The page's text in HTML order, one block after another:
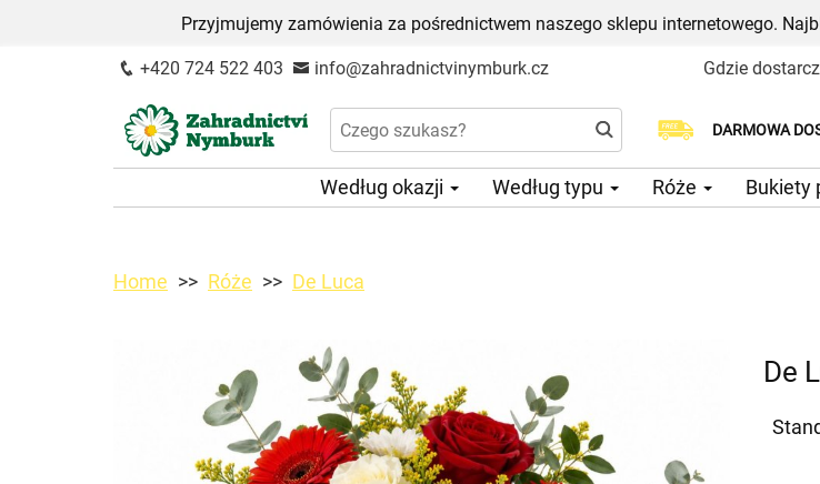
Przyjmujemy zamówienia za pośrednictwem naszego sklepu internetowego.
+420 724 522 403 info@zahradnictvinymburk.cz Gdzie
DARMOWA
Wybierz datę
Według okazji Według typu Róże Bukiety
Home Róże De Luca
De